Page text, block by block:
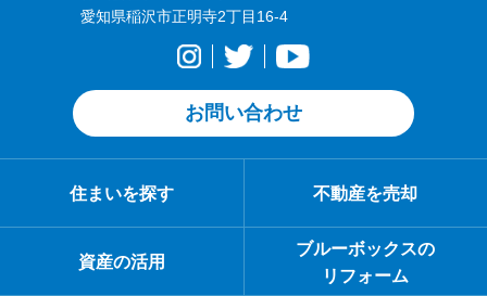
愛知県稲沢市正明寺2丁目16-4
お問い合わせ
住まいを探す 不動産を売却
資産の活用
ブルーボックスの
リフォーム